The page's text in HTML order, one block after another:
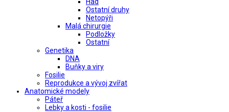
Ostatní druhy
Netopýři
Malá chirurgie
Podložky
Ostatní
Genetika
DNA
Buňky a viry
Fosilie
Reprodukce a vývoj zvířat
Anatomické modely
Páteř
Lebky a kosti - fosilie